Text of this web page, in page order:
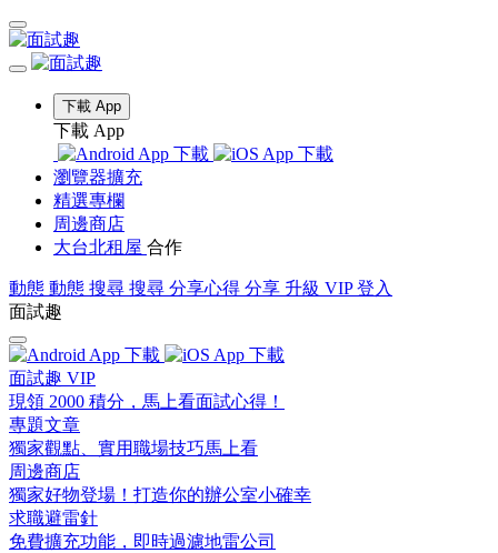
下載 App
下載 App
瀏覽器擴充
精選專欄
周邊商店
大台北租屋 合作
動態 動態 搜尋 搜尋 分享心得 分享 升級 VIP 登入
面試趣
面試趣 VIP
現領 2000 積分，馬上看面試心得！
專題文章
獨家觀點、實用職場技巧馬上看
周邊商店
獨家好物登場！打造你的辦公室小確幸
求職避雷針
免費擴充功能，即時過濾地雷公司